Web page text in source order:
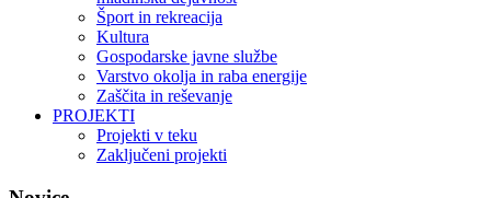
Šport in rekreacija
Kultura
Gospodarske javne službe
Varstvo okolja in raba energije
Zaščita in reševanje
PROJEKTI
Projekti v teku
Zaključeni projekti